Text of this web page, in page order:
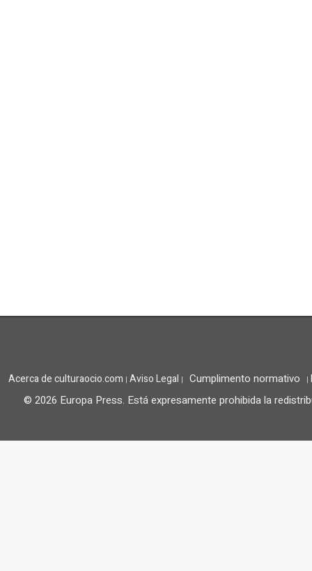
Acerca de culturaocio.com | Aviso Legal | Cumplimento normativo |
© 2026 Europa Press. Está expresamente prohibida la